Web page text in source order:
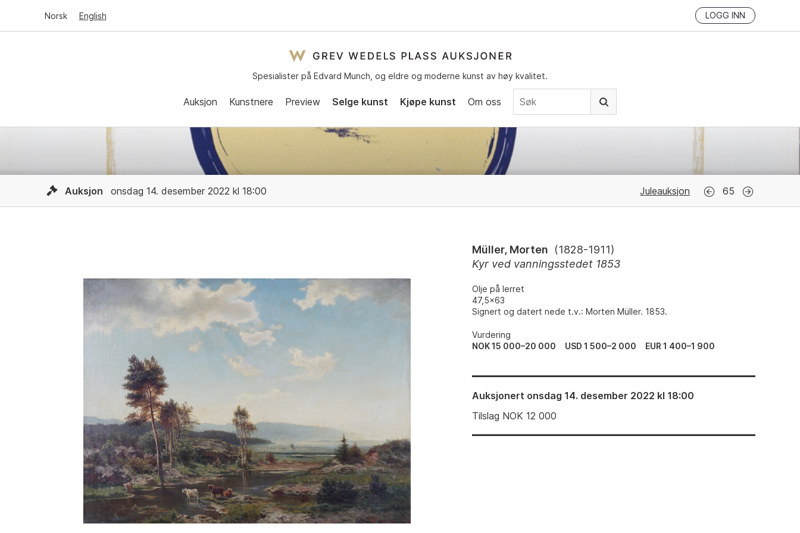
Norsk English LOGG INN
Spesialister på Edvard Munch, og eldre og moderne kunst av høy kvalitet.
Auksjon Kunstnere Preview Selge kunst Kjøpe kunst Om oss
Auksjon onsdag 14. desember 2022 kl 18:00 Juleauksjon 65
Müller, Morten (1828-1911)
Kyr ved vanningsstedet 1853
Olje på lerret
47,5x63
Signert og datert nede t.v.: Morten Müller. 1853.
Vurdering
NOK 15 000–20 000
USD 1 500–2 000 EUR 1 400–1 900
Auksjonert onsdag 14. desember 2022 kl 18:00
Tilslag NOK12 000